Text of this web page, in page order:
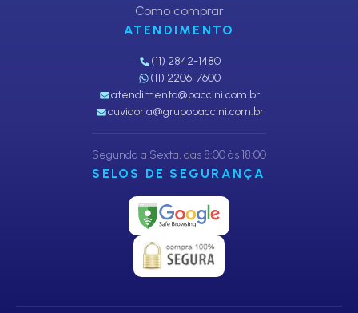
Como comprar
ATENDIMENTO
(11) 2842-1480
(11) 2206-7600
atendimento@paccini.com.br
ouvidoria@grupopaccini.com.br
Segunda a Sexta, das 8:00 às 18:00
SELOS DE SEGURANÇA